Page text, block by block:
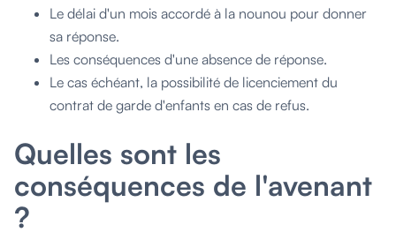
Le délai d'un mois accordé à la nounou pour donner
sa réponse.
Les conséquences d'une absence de réponse.
Le cas échéant, la possibilité de licenciement du
contrat de garde d'enfants en cas de refus.
Quelles sont les
conséquences de l'avenant
?